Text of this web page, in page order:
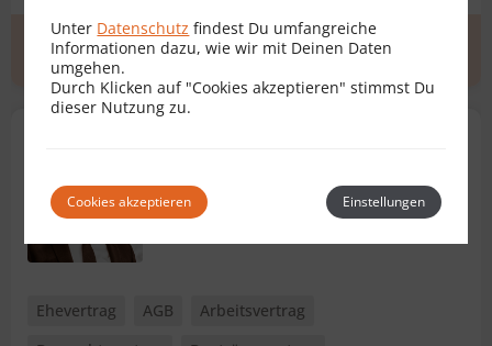
Erstgespräch zum Profil
6800 Feldkirch
Ehevertrag AGB
Arbeitsvertrag
Unter Datenschutz findest Du umfangreiche
Informationen dazu, wie wir mit Deinen Daten
umgehen.
Durch Klicken auf "Cookies akzeptieren" stimmst Du
dieser Nutzung zu.
Cookies akzeptieren Einstellungen